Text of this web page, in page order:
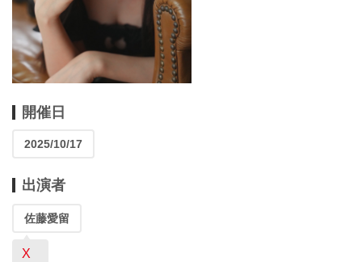
開催日
2025/10/17
出演者
佐藤愛留
X